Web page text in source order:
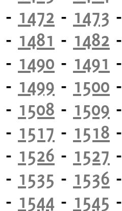
- 1472 - 1473
- 1481 - 1482
- 1490 - 1491
- 1499 - 1500
- 1508 - 1509
- 1517 - 1518
- 1526 - 1527
- 1535 - 1536
- 1544 - 1545